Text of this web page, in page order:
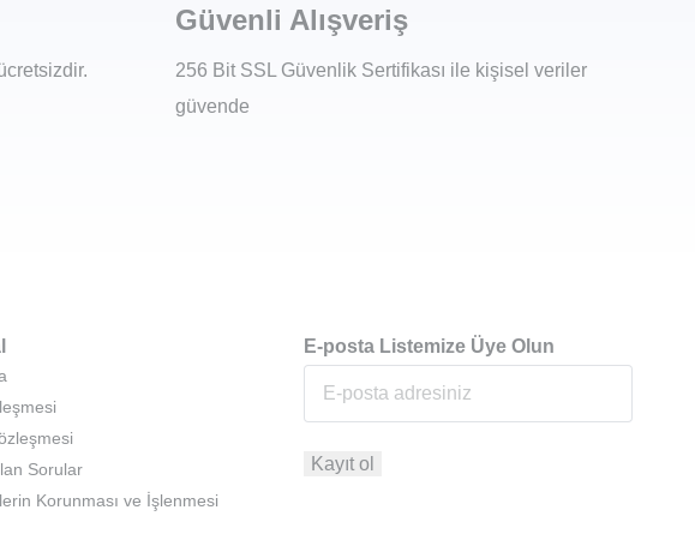
Güvenli Alışveriş
256 Bit SSL Güvenlik Sertifikası ile kişisel veriler
güvende
Sorular
Korunması ve İşlenmesi
E-posta Listemize Üye Olun